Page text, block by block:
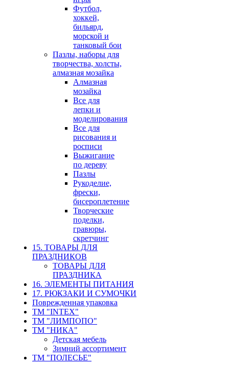
Футбол,
хоккей,
бильярд,
морской и
танковый бои
Пазлы, наборы для
творчества, холсты,
алмазная мозайка
Алмазная
мозайка
Все для
лепки и
моделирования
Все для
рисования и
росписи
Выжигание
по дереву
Пазлы
Рукоделие,
фрески,
бисероплетение
Творческие
поделки,
гравюры,
скретчинг
15. ТОВАРЫ ДЛЯ
ПРАЗДНИКОВ
ТОВАРЫ ДЛЯ
ПРАЗДНИКА
16. ЭЛЕМЕНТЫ ПИТАНИЯ
17. РЮКЗАКИ И СУМОЧКИ
Поврежденная упаковка
ТМ "INTEX"
ТМ "ЛИМПОПО"
ТМ "НИКА"
Детская мебель
Зимний ассортимент
ТМ "ПОЛЕСЬЕ"